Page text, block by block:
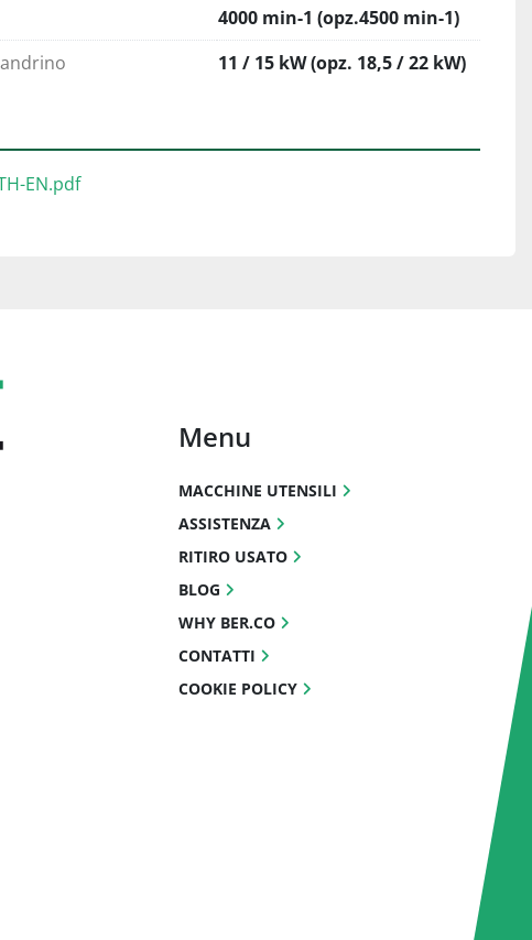
4000 min-1 (opz.4500 min-1)
11 / 15 kW (opz. 18,5 / 22 kW)
EN.pdf
Menu
MACCHINE UTENSILI
ASSISTENZA
RITIRO USATO
BLOG
WHY BER.CO
CONTATTI
COOKIE POLICY